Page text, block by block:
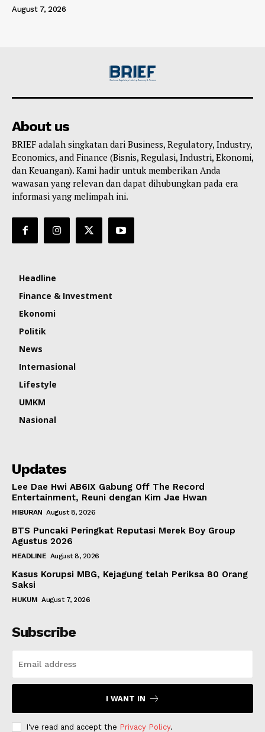
August 7, 2026
About us
BRIEF adalah singkatan dari Business, Regulatory, Industry,
Economics, and Finance (Bisnis, Regulasi, Industri, Ekonomi,
dan Keuangan). Kami hadir untuk memberikan Anda
wawasan yang relevan dan dapat dihubungkan pada era
informasi yang melimpah ini.
Headline
Finance & Investment
Ekonomi
Politik
News
Internasional
Lifestyle
UMKM
Nasional
Updates
Lee Dae Hwi AB6IX Gabung Off The Record
Entertainment, Reuni dengan Kim Jae Hwan
HIBURAN August 8, 2026
BTS Puncaki Peringkat Reputasi Merek Boy Group
Agustus 2026
HEADLINE August 8, 2026
Kasus Korupsi MBG, Kejagung telah Periksa 80 Orang
Saksi
HUKUM August 7, 2026
Subscribe
I WANT IN
I've read and accept the Privacy Policy.